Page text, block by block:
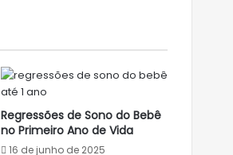
Regressões de Sono do Bebê
no Primeiro Ano de Vida
16 de junho de 2025